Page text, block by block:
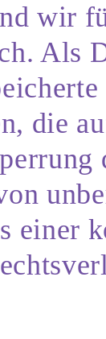
wir
Als
die
einer